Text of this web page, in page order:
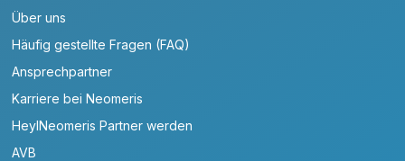
Über uns
Häufig gestellte Fragen (FAQ)
Ansprechpartner
Karriere bei Neomeris
HeylNeomeris Partner werden
AVB